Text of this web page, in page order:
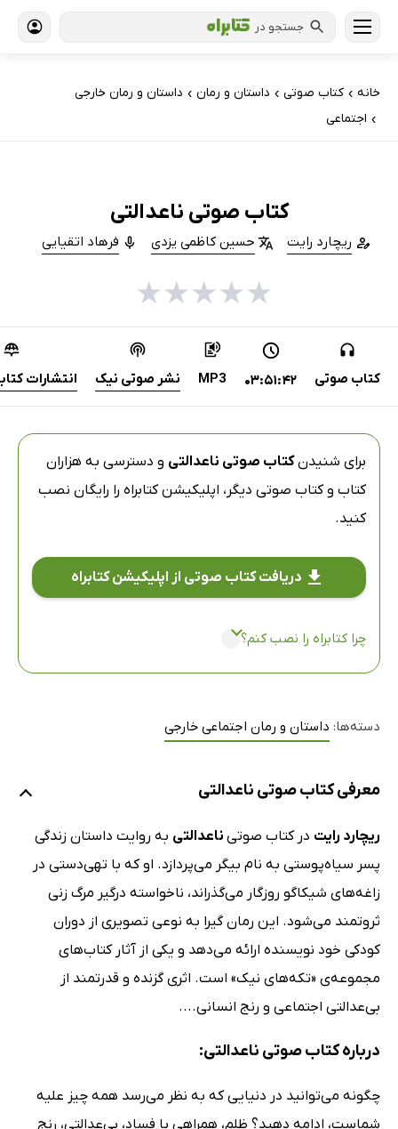
جستجو در
خانه › کتاب‌ صوتی › داستان و رمان › داستان و رمان خارجی
› اجتماعی
کتاب صوتی ناعدالتی
ریچارد رایت حسین کاظمی یزدی فرهاد اتقیایی
★
★
★
★
★
کتاب صوتی 03:51:42
MP3 نشر صوتی نیک انتشارات
برای شنیدنکتاب صوتی ناعدالتی و دسترسی به هزاران
کتاب و کتاب صوتی دیگر، اپلیکیشن کتابراه را رایگان نصب
کنید.
دریافت کتاب صوتی از اپلیکیشن کتابراه
چرا کتابراه را نصب کنم؟
دسته‌ها: داستان و رمان اجتماعی خارجی
معرفی کتاب صوتی ناعدالتی
ریچارد رایت در کتاب صوتی ناعدالتی به روایت داستان زندگی
پسر سیاه‌پوستی به نام بیگر می‌پردازد. او که با تهی‌دستی در
زاغه‌های شیکاگو روزگار می‌گذراند، ناخواسته درگیر مرگ زنی
ثروتمند می‌شود. این رمان گیرا به نوعی تصویری از دوران
کودکی خود نویسنده ارائه می‌دهد و یکی از آثار کتاب‌های
مجموعه‌ی «تکه‌های نیک» است. اثری گزنده و قدرتمند از
بی‌عدالتی اجتماعی و رنج انسانی....
درباره کتاب صوتی ناعدالتی:
چگونه می‌توانید در دنیایی که به نظر می‌رسد همه چیز علیه
شماست، ادامه دهید؟ ظلم، همراهی با فساد، بی‌عدالتی، رنجِ